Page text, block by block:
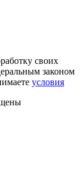
своих
законом
условия